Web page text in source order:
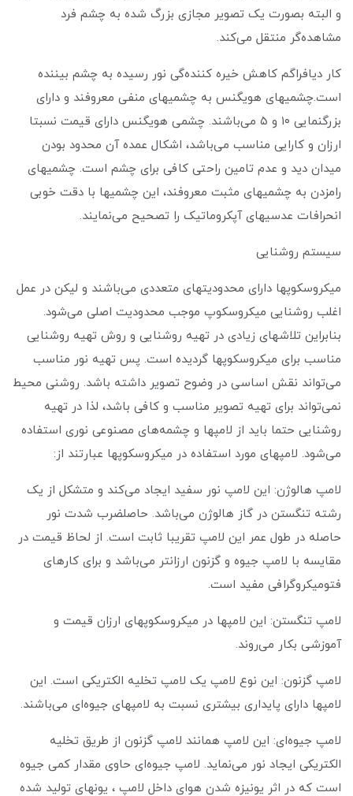
و البته بصورت یک تصویر مجازی بزرگ شده به چشم فرد
مشاهده‌گر منتقل می‌کند.
کار دیافراگم کاهش خیره کننده‌گی نور رسیده به چشم بیننده
است.چشمیهای هویگنس به چشمیهای منفی معروفند و دارای
بزرگنمایی ۱۰ و ۵ می‌باشند. چشمی هویگنس دارای قیمت نسبتا
ارزان و کارایی مناسب می‌باشد، اشکال عمده آن محدود بودن
میدان دید و عدم تامین راحتی کافی برای چشم است. چشمیهای
رامزدن به چشمیهای مثبت معروفند، این چشمیها با دقت خوبی
انحرافات عدسیهای آپکروماتیک را تصحیح می‌نمایند.
سیستم روشنایی
میکروسکوپها دارای محدودیتهای متعددی می‌باشند و لیکن در عمل
اغلب روشنایی میکروسکوپ موجب محدودیت اصلی می‌شود.
بنابراین تلاشهای زیادی در تهیه روشنایی و روش تهیه روشنایی
مناسب برای میکروسکوپها گردیده است. پس تهیه نور مناسب
می‌تواند نقش اساسی در وضوح تصویر داشته باشد. روشنی محیط
نمی‌تواند برای تهیه تصویر مناسب و کافی باشد، لذا در تهیه
روشنایی حتما باید از لامپها و چشمه‌های مصنوعی نوری استفاده
می‌شود. لامپهای مورد استفاده در میکروسکوپها عبارتند از:
لامپ هالوژن: این لامپ نور سفید ایجاد می‌کند و متشکل از یک
رشته تنگستن در گاز هالوژن می‌باشد. حاصلضرب شدت نور
حاصله در طول عمر این لامپ تقریبا ثابت است. از لحاظ قیمت در
مقایسه با لامپ جیوه و گزنون ارزانتر می‌باشد و برای کارهای
فتومیکروگرافی مفید است.
لامپ تنگستن: این لامپها در میکروسکوپهای ارزان قیمت و
آموزشی بکار می‌روند.
لامپ گزنون: این نوع لامپ یک لامپ تخلیه الکتریکی است. این
لامپها دارای پایداری بیشتری نسبت به لامپهای جیوه‌ای می‌باشند.
لامپ جیوه‌ای: این لامپ همانند لامپ گزنون از طریق تخلیه
الکتریکی ایجاد نور می‌نماید. لامپ جیوه‌ای حاوی مقدار کمی جیوه
است که در اثر یونیزه شدن هوای داخل لامپ ، یونهای تولید شده